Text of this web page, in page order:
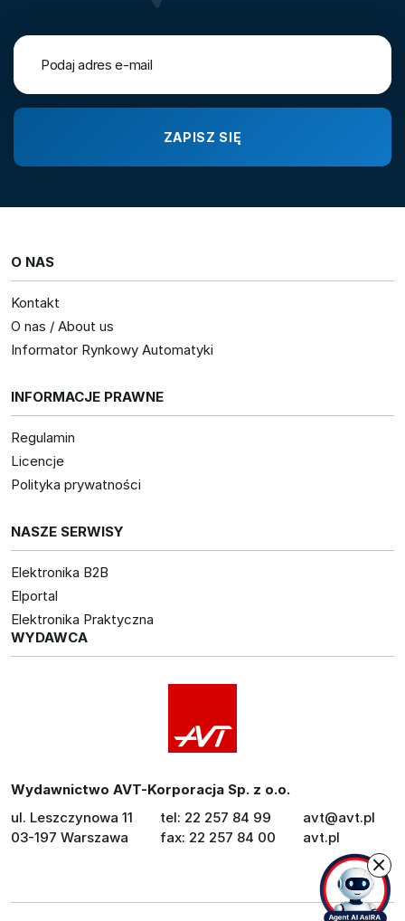
O NAS
Kontakt
O nas / About us
Informator Rynkowy Automatyki
INFORMACJE PRAWNE
Regulamin
Licencje
Polityka prywatności
NASZE SERWISY
Elektronika B2B
Elportal
Elektronika Praktyczna
WYDAWCA
Wydawnictwo AVT-Korporacja Sp. z o.o.
ul. Leszczynowa 11
03-197 Warszawa
tel: 22 257 84 99
fax: 22 257 84 00
avt@avt.pl
avt.pl